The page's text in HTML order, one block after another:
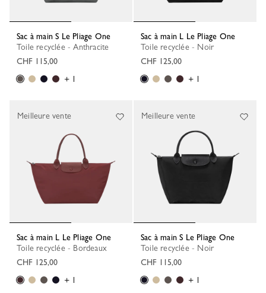
Sac à main S Le Pliage One
Toile recyclée - Anthracite
CHF 115,00
+ 1
Sac à main L Le Pliage One
Toile recyclée - Noir
CHF 125,00
+ 1
Sac à main L Le Pliage One
Toile recyclée - Bordeaux
CHF 125,00
+ 1
Meilleure vente
Sac à main S Le Pliage One
Toile recyclée - Noir
CHF 115,00
+ 1
Meilleure vente